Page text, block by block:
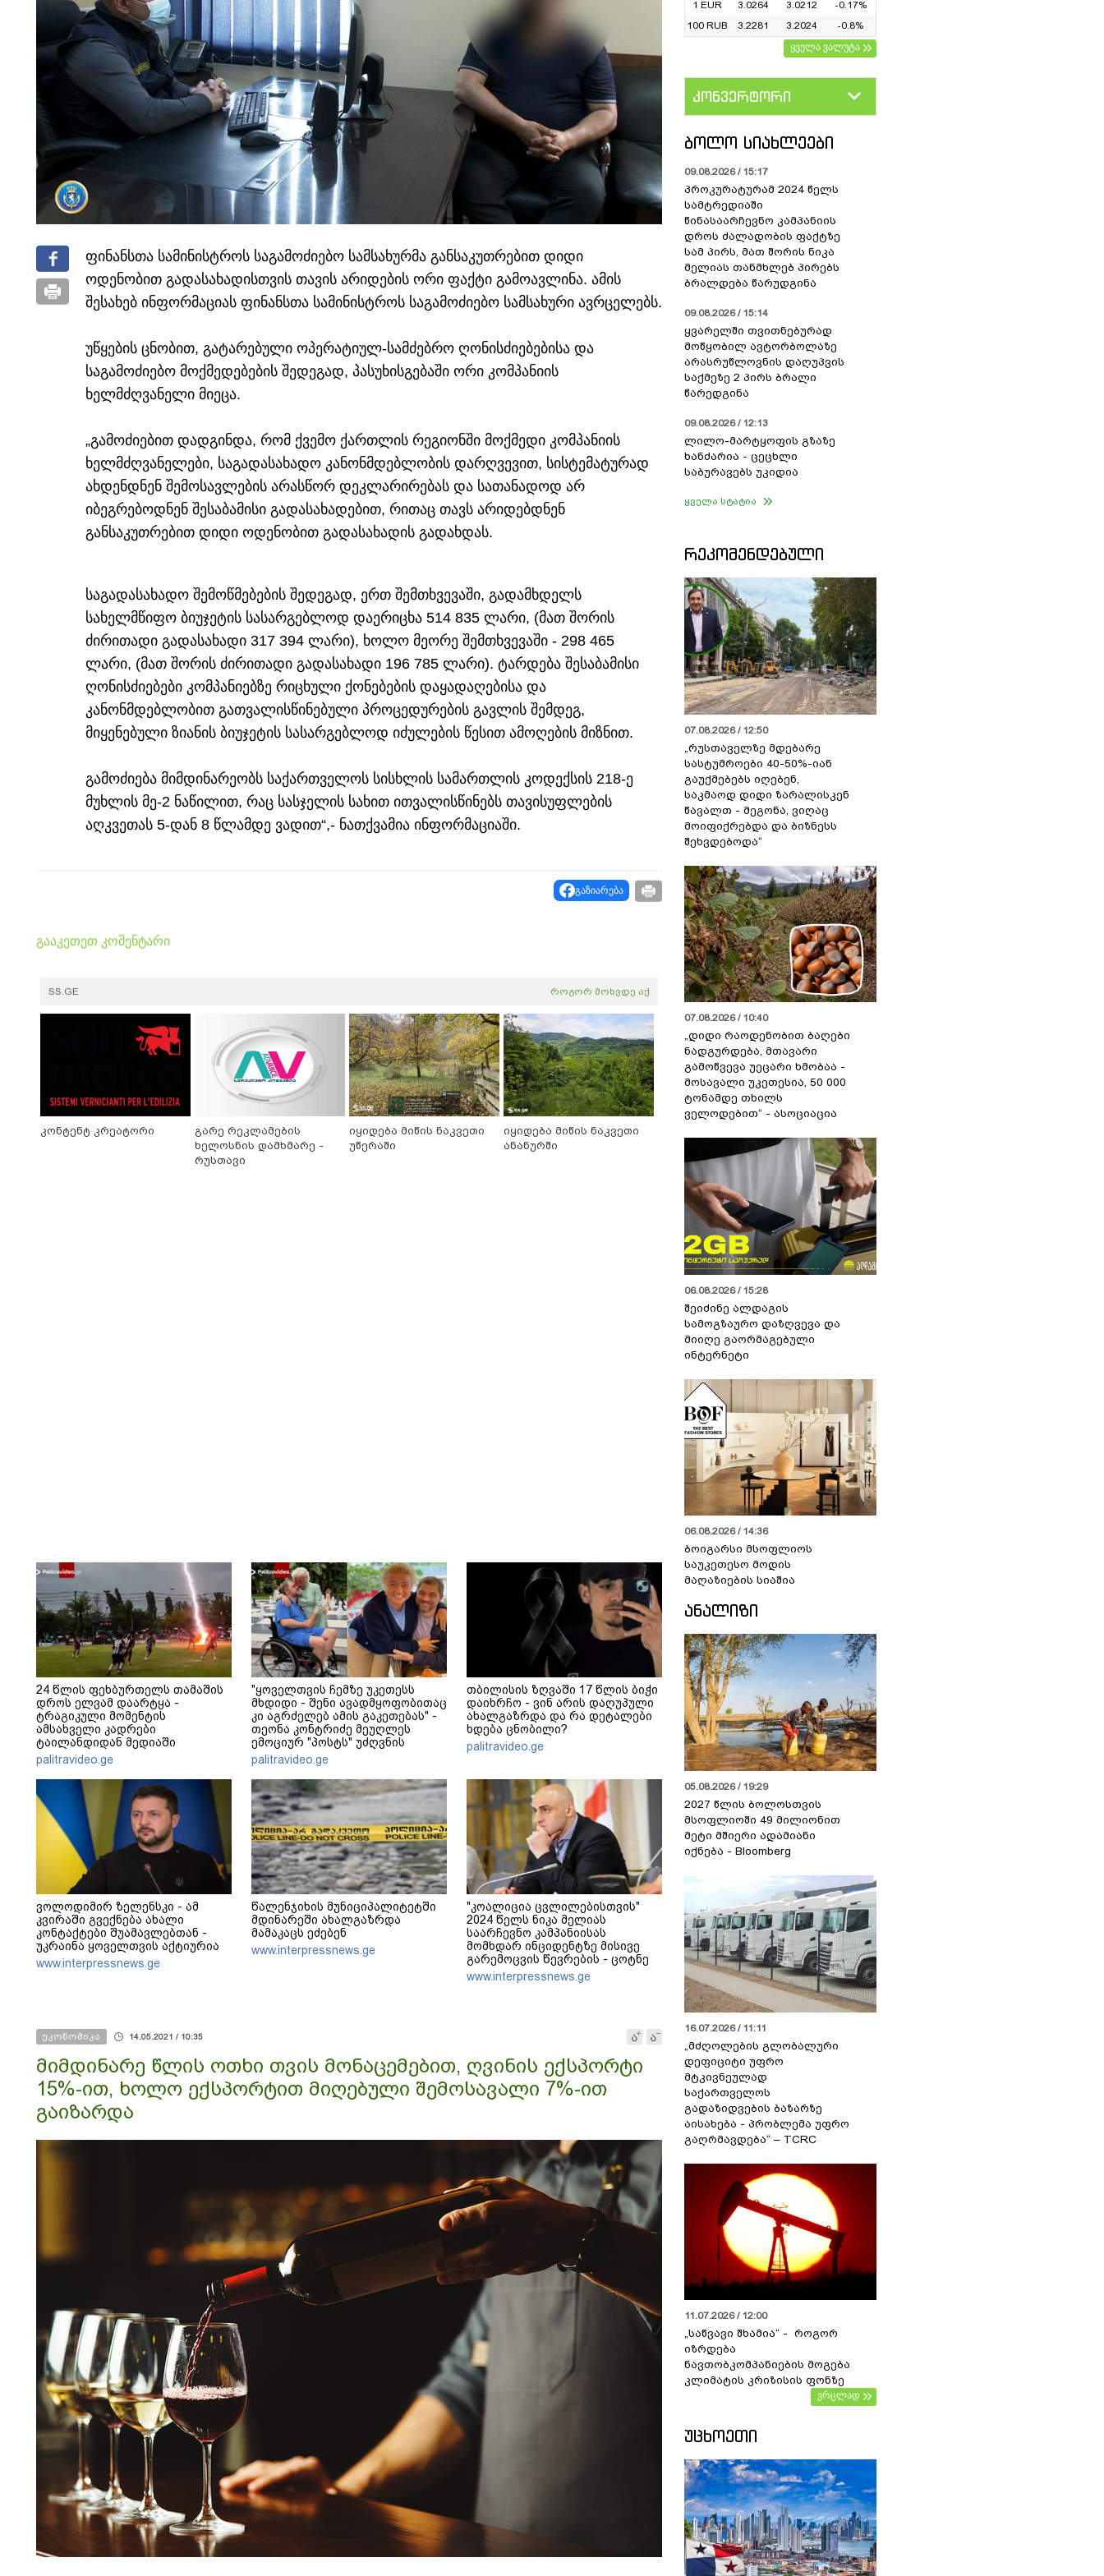
ფინანსთა სამინისტროს საგამოძიებო სამსახურმა განსაკუთრებით დიდი
ოდენობით გადასახადისთვის თავის არიდების ორი ფაქტი გამოავლინა. ამის
შესახებ ინფორმაციას ფინანსთა სამინისტროს საგამოძიებო სამსახური ავრცელებს.
უწყების ცნობით, გატარებული ოპერატიულ-სამძებრო ღონისძიებებისა და
საგამოძიებო მოქმედებების შედეგად, პასუხისგებაში ორი კომპანიის
ხელმძღვანელი მიეცა.
„გამოძიებით დადგინდა, რომ ქვემო ქართლის რეგიონში მოქმედი კომპანიის
ხელმძღვანელები, საგადასახადო კანონმდებლობის დარღვევით, სისტემატურად
ახდენდნენ შემოსავლების არასწორ დეკლარირებას და სათანადოდ არ
იბეგრებოდნენ შესაბამისი გადასახადებით, რითაც თავს არიდებდნენ
განსაკუთრებით დიდი ოდენობით გადასახადის გადახდას.
საგადასახადო შემოწმებების შედეგად, ერთ შემთხვევაში, გადამხდელს
სახელმწიფო ბიუჯეტის სასარგებლოდ დაერიცხა 514 835 ლარი, (მათ შორის
ძირითადი გადასახადი 317 394 ლარი), ხოლო მეორე შემთხვევაში - 298 465
ლარი, (მათ შორის ძირითადი გადასახადი 196 785 ლარი). ტარდება შესაბამისი
ღონისძიებები კომპანიებზე რიცხული ქონებების დაყადაღებისა და
კანონმდებლობით გათვალისწინებული პროცედურების გავლის შემდეგ,
მიყენებული ზიანის ბიუჯეტის სასარგებლოდ იძულების წესით ამოღების მიზნით.
გამოძიება მიმდინარეობს საქართველოს სისხლის სამართლის კოდექსის 218-ე
მუხლის მე-2 ნაწილით, რაც სასჯელის სახით ითვალისწინებს თავისუფლების
აღკვეთას 5-დან 8 წლამდე ვადით“,- ნათქვამია ინფორმაციაში.
გაზიარება
გააკეთეთ კომენტარი
SS.GE როგორ მოხვდე აქ
კონტენტ კრეატორი
გარე რეკლამების
ხელოსნის დამხმარე -
რუსთავი
იყიდება მიწის ნაკვეთი
უწერაში
იყიდება მიწის ნაკვეთი
ანანურში
24 წლის ფეხბურთელს თამაშის
დროს ელვამ დაარტყა -
ტრაგიკული მომენტის
ამსახველი კადრები
ტაილანდიდან მედიაში
ვრცელდება
palitravideo.ge
"ყოველთვის ჩემზე უკეთესს
მხდიდი - შენი ავადმყოფობითაც
კი აგრძელებ ამის გაკეთებას" -
თეონა კონტრიძე მეუღლეს
ემოციურ "პოსტს" უძღვნის
palitravideo.ge
თბილისის ზღვაში 17 წლის ბიჭი
დაიხრჩო - ვინ არის დაღუპული
ახალგაზრდა და რა დეტალები
ხდება ცნობილი?
palitravideo.ge
ვოლოდიმირ ზელენსკი - ამ
კვირაში გვექნება ახალი
კონტაქტები შუამავლებთან -
უკრაინა ყოველთვის აქტიურია
www.interpressnews.ge
წალენჯიხის მუნიციპალიტეტში
მდინარეში ახალგაზრდა
მამაკაცს ეძებენ
www.interpressnews.ge
"კოალიცია ცვლილებისთვის"
2024 წელს ნიკა მელიას
საარჩევნო კამპანიისას
მომხდარ ინციდენტზე მისივე
გარემოცვის წევრების - ცოტნე
მირცხულავასა და გაბრიელ
კობაიძისთვის ბრალის
www.interpressnews.ge
ეკონომიკა 14.05.2021 / 10:35
მიმდინარე წლის ოთხი თვის მონაცემებით, ღვინის ექსპორტი
15%-ით, ხოლო ექსპორტით მიღებული შემოსავალი 7%-ით
გაიზარდა
1 EUR
3.0264 3.0212
-0.17%
100 RUB
3.2281 3.2024
-0.8%
ყველა ვალუტა
კონვერტორი
ᲑᲝᲚᲝ ᲡᲘᲐᲮᲚᲔᲔᲑᲘ
09.08.2026 / 15:17
პროკურატურამ 2024 წელს
სამტრედიაში
წინასაარჩევნო კამპანიის
დროს ძალადობის ფაქტზე
სამ პირს, მათ შორის ნიკა
მელიას თანმხლებ პირებს
ბრალდება წარუდგინა
09.08.2026 / 15:14
ყვარელში თვითნებურად
მოწყობილ ავტორბოლაზე
არასრუწლოვნის დაღუპვის
საქმეზე 2 პირს ბრალი
წარედგინა
09.08.2026 / 12:13
ლილო-მარტყოფის გზაზე
ხანძარია - ცეცხლი
საბურავებს უკიდია
ყველა სტატია
ᲠᲔᲙᲝᲛᲔᲜᲓᲔᲑᲣᲚᲘ
07.08.2026 / 12:50
„რუსთაველზე მდებარე
სასტუმროები 40-50%-იან
გაუქმებებს იღებენ,
საკმაოდ დიდი ზარალისკენ
წავალთ - მეგონა, ვიღაც
მოიფიქრებდა და ბიზნესს
შეხვდებოდა“
07.08.2026 / 10:40
„დიდი რაოდენობით ბაღები
ნადგურდება, მთავარი
გამოწვევა უეცარი ხმობაა -
მოსავალი უკეთესია, 50 000
ტონამდე თხილს
ველოდებით“ - ასოციაცია
06.08.2026 / 15:28
შეიძინე ალდაგის
სამოგზაურო დაზღვევა და
მიიღე გაორმაგებული
ინტერნეტი
06.08.2026 / 14:36
ბოიგარსი მსოფლიოს
საუკეთესო მოდის
მაღაზიების სიაშია
ᲐᲜᲐᲚᲘᲖᲘ
05.08.2026 / 19:29
2027 წლის ბოლოსთვის
მსოფლიოში 49 მილიონით
მეტი მშიერი ადამიანი
იქნება - Bloomberg
16.07.2026 / 11:11
„მძღოლების გლობალური
დეფიციტი უფრო
მტკივნეულად
საქართველოს
გადაზიდვების ბაზარზე
აისახება - პრობლემა უფრო
გაღრმავდება“ – TCRC
11.07.2026 / 12:00
„საწვავი შხამია“ - როგორ
იზრდება
ნავთობკომპანიების მოგება
კლიმატის კრიზისის ფონზე
ვრცლად
ᲣᲪᲮᲝᲔᲗᲘ